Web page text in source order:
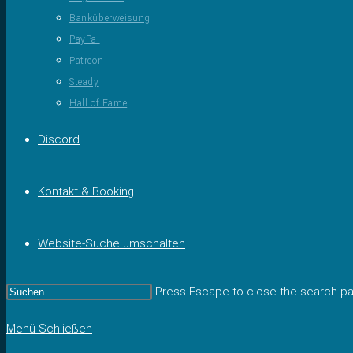
Banküberweisung
PayPal
Patreon
Steady
Hall of Fame
Discord
Kontakt & Booking
Website-Suche umschalten
Press Escape to close the search
Menü Schließen